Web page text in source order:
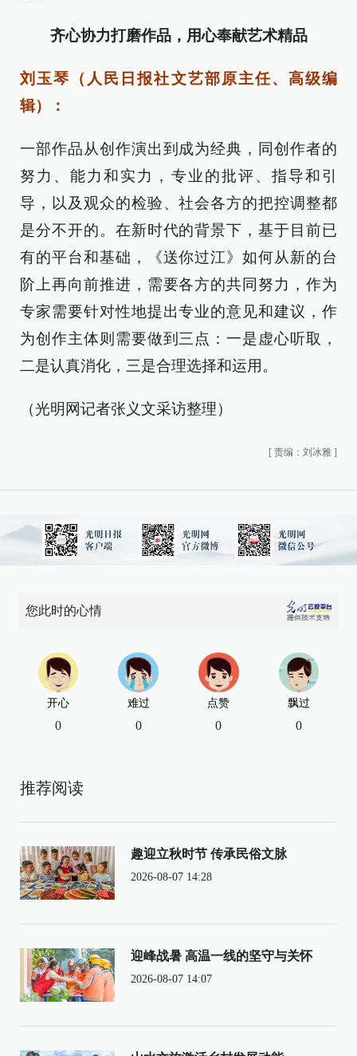
齐心协力打磨作品，用心奉献艺术精品
刘玉琴（人民日报社文艺部原主任、高级编
辑）：
一部作品从创作演出到成为经典，同创作者的
努力、能力和实力，专业的批评、指导和引
导，以及观众的检验、社会各方的把控调整都
是分不开的。在新时代的背景下，基于目前已
有的平台和基础，《送你过江》如何从新的台
阶上再向前推进，需要各方的共同努力，作为
专家需要针对性地提出专业的意见和建议，作
为创作主体则需要做到三点：一是虚心听取，
二是认真消化，三是合理选择和运用。
（光明网记者张义文采访整理）
[ 责编：刘冰雅 ]
您此时的心情
开心
0
难过
0
点赞
0
飘过
0
推荐阅读
趣迎立秋时节 传承民俗文脉
2026-08-07 14:28
迎峰战暑 高温一线的坚守与关怀
2026-08-07 14:07